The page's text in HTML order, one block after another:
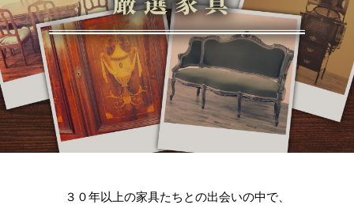
３０年以上の家具たちとの出会いの中で、